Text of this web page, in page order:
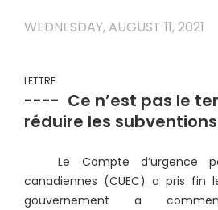
WEDNESDAY, AUGUST 11, 2021
LETTRE
---- Ce n’est pas le
réduire les subventions
Le Compte d’urgence
canadiennes (CUEC) a pris fin
gouvernement a